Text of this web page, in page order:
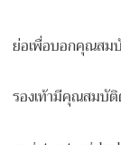
ย่อเพื่อบอกคุณสม
รองเท้ามีคุณสมบั